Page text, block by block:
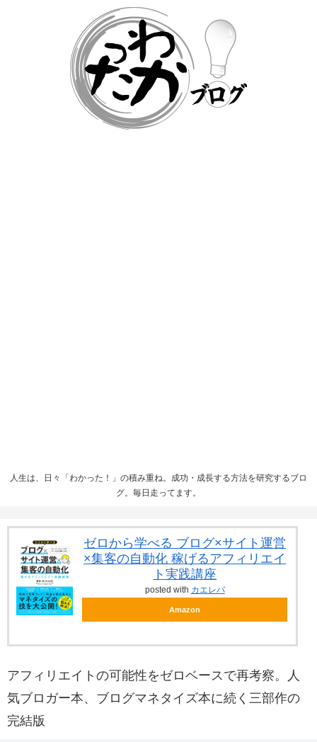
人生は、日々「わかった！」の積み重ね。成功・成長する方法を研究するブロ
グ。毎日走ってます。
ゼロから学べる ブログ×サイト運営
×集客の自動化 稼げるアフィリエイ
ト実践講座
posted with カエレバ
Amazon
アフィリエイトの可能性をゼロベースで再考察。人
気ブロガー本、ブログマネタイズ本に続く三部作の
完結版